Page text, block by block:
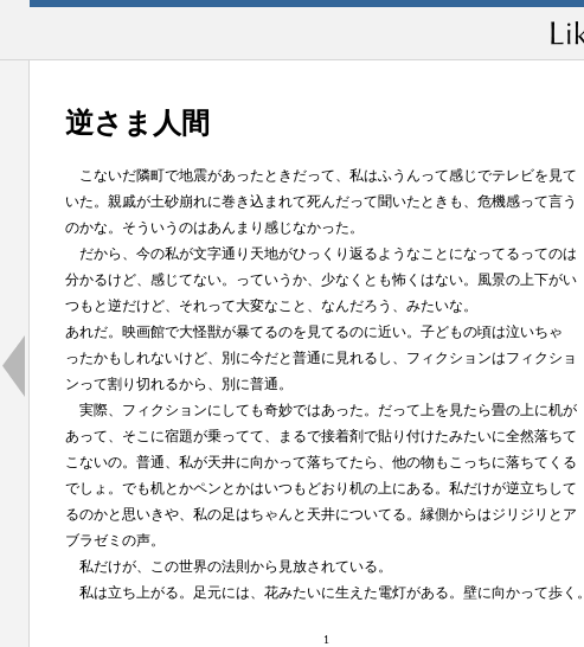
逆さま人間
こないだ隣町で地震があったときだって、私はふうんって感じでテレビを見て
いた。親戚が土砂崩れに巻き込まれて死んだって聞いたときも、危機感って言う
のかな。そういうのはあんまり感じなかった。
だから、今の私が文字通り天地がひっくり返るようなことになってるってのは
分かるけど、感じてない。っていうか、少なくとも怖くはない。風景の上下がい
つもと逆だけど、それって大変なこと、なんだろう、みたいな。
あれだ。映画館で大怪獣が暴てるのを見てるのに近い。子どもの頃は泣いちゃ
ったかもしれないけど、別に今だと普通に見れるし、フィクションはフィクショ
ンって割り切れるから、別に普通。
実際、フィクションにしても奇妙ではあった。だって上を見たら畳の上に机が
あって、そこに宿題が乗ってて、まるで接着剤で貼り付けたみたいに全然落ちて
こないの。普通、私が天井に向かって落ちてたら、他の物もこっちに落ちてくる
でしょ。でも机とかペンとかはいつもどおり机の上にある。私だけが逆立ちして
るのかと思いきや、私の足はちゃんと天井についてる。縁側からはジリジリとア
ブラゼミの声。
私だけが、この世界の法則から見放されている。
私は立ち上がる。足元には、花みたいに生えた電灯がある。壁に向かって歩く。
1